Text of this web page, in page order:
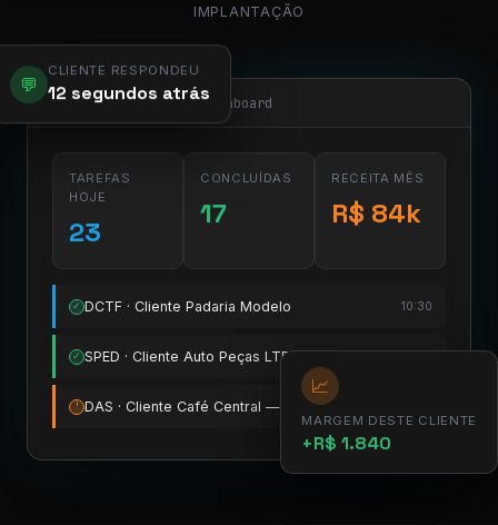
IMPLANTAÇÃO
💬
CLIENTE RESPONDEU
12 segundos atrás
app.pier.mobi/dashboard
TAREFAS
HOJE
23
CONCLUÍDAS
17
RECEITA MÊS
R$ 84k
✓ DCTF · Cliente Padaria Modelo 10:30
✓ SPED · Cliente Auto Peças LTDA 11:15
! DAS · Cliente Café Central — vence amanhã
📈
MARGEM DESTE CLIENTE
+R$ 1.840